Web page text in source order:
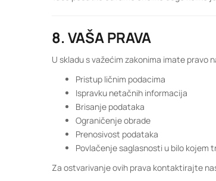
8. VAŠA PRAVA
U skladu s važećim zakonima imate pravo
Pristup ličnim podacima
Ispravku netačnih informacija
Brisanje podataka
Ograničenje obrade
Prenosivost podataka
Povlačenje saglasnosti u bilo kojem
Za ostvarivanje ovih prava kontaktirajte